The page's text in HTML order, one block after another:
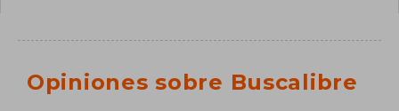
Opiniones sobre Buscalibre